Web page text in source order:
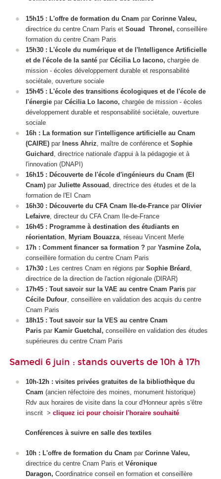
15h15 : L'offre de formation du Cnam parCorinne Valeu,
directrice du centre Cnam Paris etSouad Thronel, conseillère
formation du centre Cnam Paris
15h30 : L'école du numérique et de l'Intelligence Artificielle
et de l'école de la santé parCécilia Lo Iacono, chargée de
mission - écoles développement durable et responsabilité
sociétale, ouverture sociale
15h45 : L'école des transitions écologiques et de l'école de
l'énergie par Cécilia Lo Iacono, chargée de mission - écoles
développement durable et responsabilité sociétale, ouverture
sociale
16h : La formation sur l'intelligence artificielle au Cnam
(CAIRE)par Iness Ahriz , maître de conférence et Sophie
Guichard , directrice nationale d'appui à la pédagogie et à
l'innovation (DNAPI)
16h15 : Découverte de l'école d'ingénieurs du Cnam (EI
Cnam)par Juliette Assouad , directrice des études et de la
formation de l'EI Cnam
16h30 : Découverte du CFA Cnam Ile-de-Francepar Olivier
Lefaivre, directeur du CFA Cnam Ile-de-France
16h45 : Programme à destination des étudiants en
réorientation, Myriam Bouazza, réseau Vincent Merle
17h : Comment financer sa formation ? parYasmine Zola,
conseillère formation du centre Cnam Paris
17h30 : Les centres Cnam en régions par Sophie Bréard
directrice de la direction de l'action régionale (DIRAR)
17h45 : Tout savoir sur la VAE au centre Cnam Paris par
Cécile Dufour, conseillère en validation des acquis du centre
Cnam Paris
18h15 : Tout savoir sur la VES au centre Cnam
Paris par Kamir Guetchal, conseillère en validation des études
supérieures du centre Cnam Paris
Samedi 6 juin : stands ouverts de 10h à 17h
10h-12h : visites privées gratuites de la bibliothèque du
Cnam (ancien réfectoire des moines, monument historique)
Rdv aux horaires de visite dans la cour d'Honneur après s'être
inscrit > cliquez ici pour choisir l'horaire souhaité
Conférences à suivre en salle des textiles
10h : L'offre de formation du Cnam parCorinne Valeu,
directrice du centre Cnam Paris etVéronique
Daragon, Coordinatrice conseil en formation et conseillère